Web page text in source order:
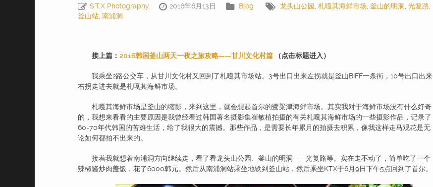
S.T.X Photography 2016年6月13日 Blog 龙头山公园, 札嘎其海鲜市场, 釜山的明洞, 光复路,
釜山站, 南浦洞
接上篇： 2016韩国釜山两天一夜之旅攻略——甘川文化村篇 （点击标题进入）
我乘坐2路公交车，从甘川文化村又回到了札嘎其市场站。3号出口出来左拐就是釜山BIFF一条街，10号出口出来
右拐走进去就是札嘎其海鲜市场。
札嘎其海鲜市场是釜山的缩影，来到这里，就会想起首尔的鹭粱津海鲜市场。其实我对于海鲜市场没有什么好奇
的，我想来看看的主要原因是我曾经看过韩国著名摄影集崔敏植拍摄的有关札嘎其海鲜市场的一些摄影作品，记录了
60-70年代韩国的苦难生活，给了我很大的震撼。那些作品，是需要长年累月的拍摄去积累，像我这样走马观花是无
论如何都拍不出来的。
接着我就想着南浦洞方向继续走，看了看龙头山公园、釜山的明洞——光复路等。实在走不动了，简单吃了一个
辣椒酱炒肉盖饭，花了6000韩元。然后从南浦洞站乘坐地铁到釜山站，然后乘坐KTX于6月9日下午5点回到了首尔。